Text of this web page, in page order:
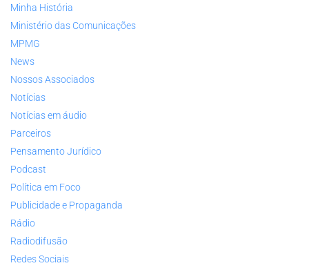
Minha História
Ministério das Comunicações
MPMG
News
Nossos Associados
Notícias
Notícias em áudio
Parceiros
Pensamento Jurídico
Podcast
Política em Foco
Publicidade e Propaganda
Rádio
Radiodifusão
Redes Sociais